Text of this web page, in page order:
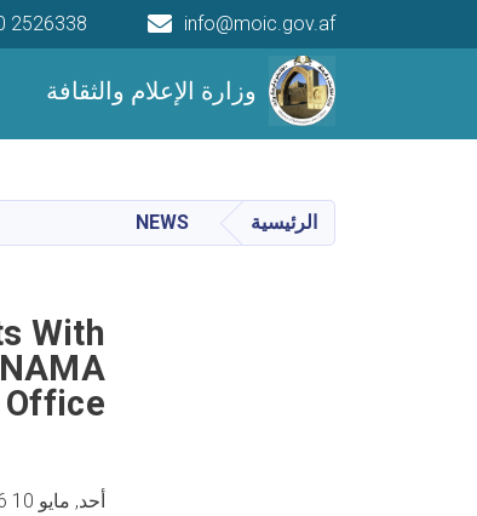
وزارة الإعلام والثقافة
info@moic.gov.af
2526338
Main navigation
الرئيسية NEWS
With
Office
أحد, مايو 10 2026 4:07 مساء